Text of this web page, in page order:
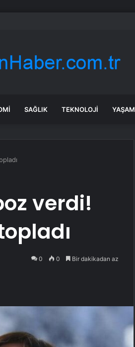
SAĞLIK TEKNOLOJI YAŞAM
verdi!
0 0 Bir dakikadan az